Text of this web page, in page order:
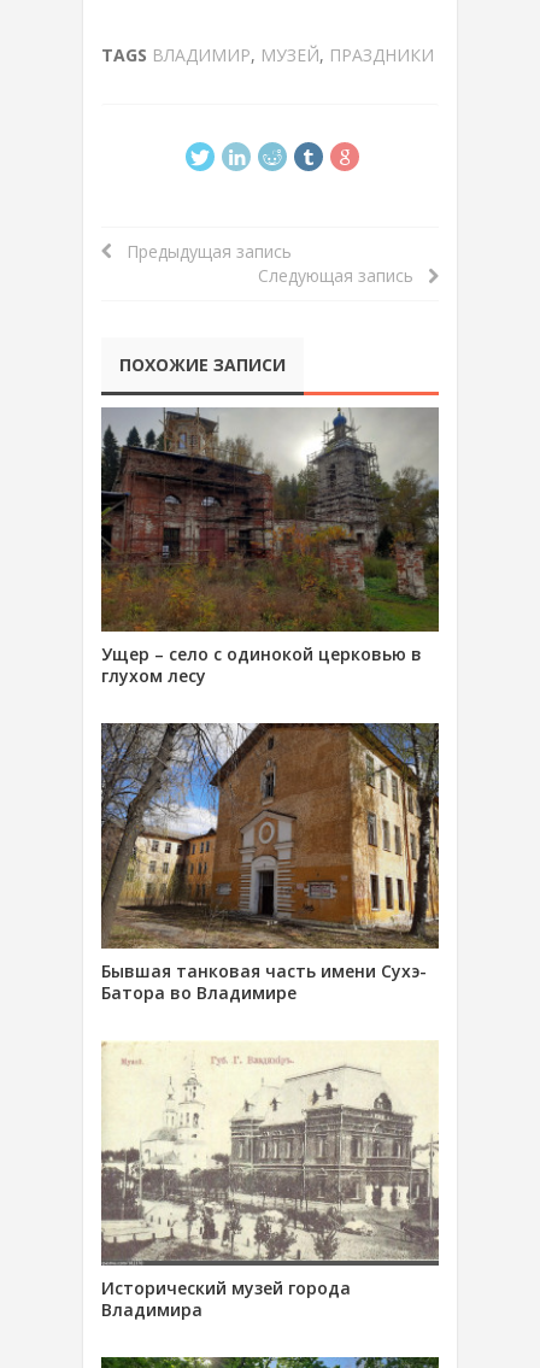
TAGS ВЛАДИМИР, МУЗЕЙ, ПРАЗДНИКИ
Предыдущая запись
Следующая запись
ПОХОЖИЕ ЗАПИСИ
Ущер – село с одинокой церковью в
глухом лесу
Бывшая танковая часть имени Сухэ-
Батора во Владимире
Исторический музей города
Владимира